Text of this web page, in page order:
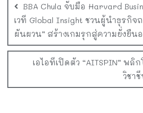
BBA Chula จับมือ Harvard
เวที Global Insight ชวนผู้นำธุรกิจ
ผันผวน” สร้างเกมรุกสู่ความยั่งยืน
เอไอทีเปิดตัว “AITSPIN” พลิ
วิชา